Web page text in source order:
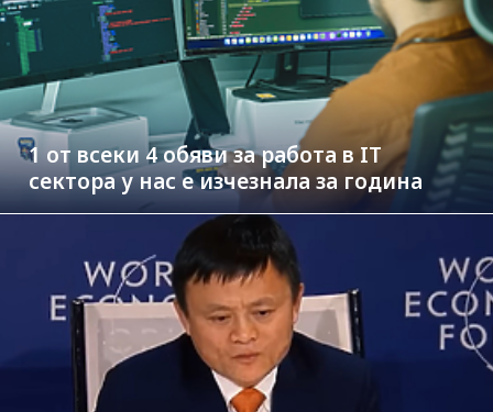
1 от всеки 4 обяви за работа в IT
сектора у нас е изчезнала за година